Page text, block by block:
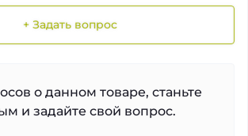
+ Задать вопрос
о данном товаре, станьте
и задайте свой вопрос.